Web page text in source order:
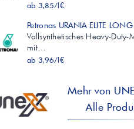
ab 3,85/l€
Petronas URANIA ELITE
Vollsynthetisches Heavy-
mit…
ab 3,96/l€
Mehr von
Alle